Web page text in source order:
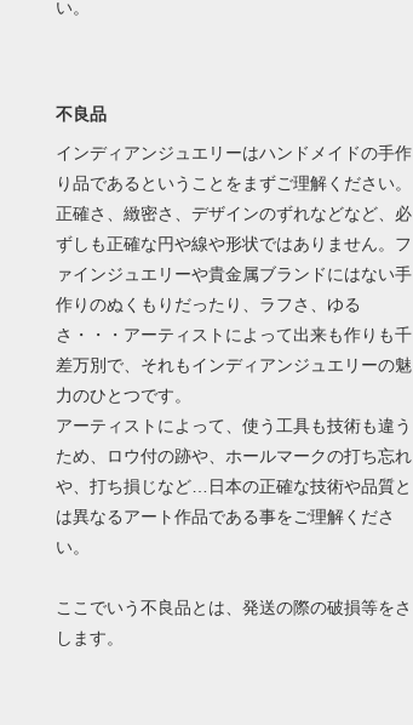
い。
不良品
インディアンジュエリーはハンドメイドの手作
り品であるということをまずご理解ください。
正確さ、緻密さ、デザインのずれなどなど、必
ずしも正確な円や線や形状ではありません。フ
ァインジュエリーや貴金属ブランドにはない手
作りのぬくもりだったり、ラフさ、ゆる
さ・・・アーティストによって出来も作りも千
差万別で、それもインディアンジュエリーの魅
力のひとつです。
アーティストによって、使う工具も技術も違う
ため、ロウ付の跡や、ホールマークの打ち忘れ
や、打ち損じなど…日本の正確な技術や品質と
は異なるアート作品である事をご理解くださ
い。
ここでいう不良品とは、発送の際の破損等をさ
します。